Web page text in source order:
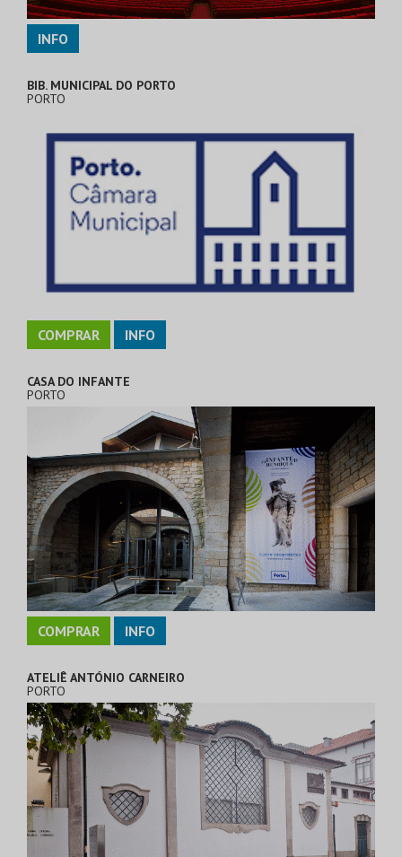
INFO
BIB. MUNICIPAL DO PORTO
PORTO
COMPRAR INFO
CASA DO INFANTE
PORTO
COMPRAR INFO
ATELIÊ ANTÓNIO CARNEIRO
PORTO